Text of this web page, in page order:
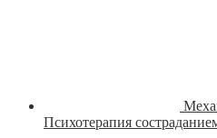
Психотерапия